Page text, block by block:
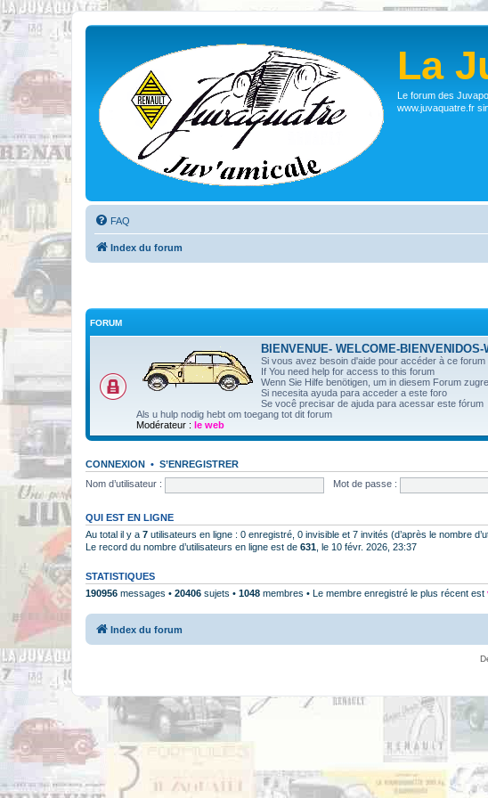
La
Le forum des
www.juvaquatre.fr
FAQ
Index du forum
FORUM
BIENVENUE- WELCOME-
Si vous avez besoin d'aide pour accéder à ce forum
If You need help for access to this forum
Wenn Sie Hilfe benötigen, um in diesem Forum
Si necesita ayuda para acceder a este foro
Se você precisar de ajuda para acessar este fórum
Als u hulp nodig hebt om toegang tot dit forum
Modérateur : le web
CONNEXION • S’ENREGISTRER
Nom d’utilisateur :
Mot de passe :
QUI EST EN LIGNE
Au total il y a 7 utilisateurs en ligne : 0 enregistré, 0 invisible et 7 invités (d’après le nombre
Le record du nombre d’utilisateurs en ligne est de 631 , le 10 févr. 2026, 23:37
STATISTIQUES
190956 messages • 20406 sujets • 1048 membres • Le membre enregistré le plus récent est
Index du forum